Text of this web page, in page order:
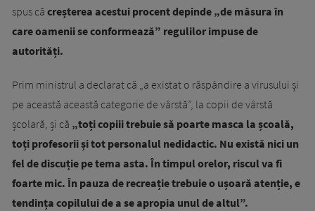
spus că creșterea acestui procent depinde „de măsura în
care oamenii se conformează” regulilor impuse de
autorități.
Prim ministrul a declarat că „a existat o răspândire a virusului și
pe această această categorie de vârstă”, la copii de vârstă
școlară, și că „toți copiii trebuie să poarte masca la școală,
toți profesorii și tot personalul nedidactic. Nu există nici un
fel de discuție pe tema asta. În timpul orelor, riscul va fi
foarte mic. În pauza de recreație trebuie o ușoară atenție, e
tendința copilului de a se apropia unul de altul”.